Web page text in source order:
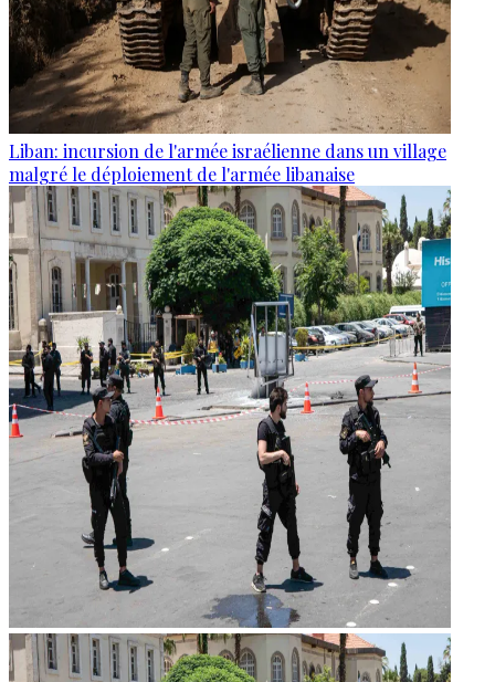
Liban: incursion de l'armée israélienne dans un village
malgré le déploiement de l'armée libanaise